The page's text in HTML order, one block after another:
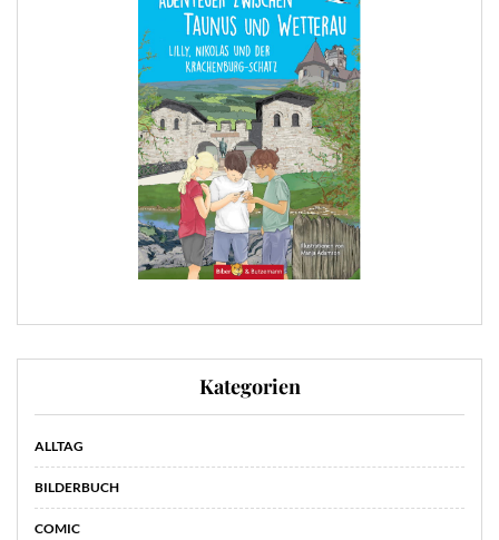
Kategorien
ALLTAG
BILDERBUCH
COMIC